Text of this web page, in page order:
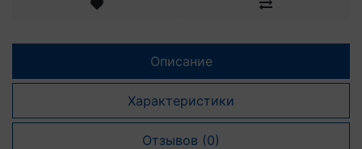
Описание
Характеристики
Отзывов (0)